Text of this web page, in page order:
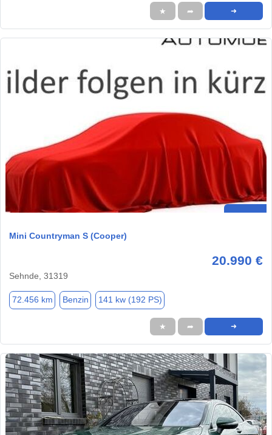
★ ➦ ➜
Mini Countryman S (Cooper)
20.990 €
Sehnde, 31319
72.456 km Benzin 141 kw (192 PS)
★ ➦ ➜